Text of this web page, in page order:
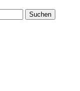
Suchen